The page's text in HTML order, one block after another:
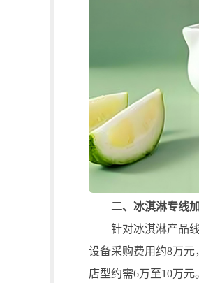
二、冰淇淋专线
针对冰淇淋产品线
设备采购费用约8万
店型约需6万至10万